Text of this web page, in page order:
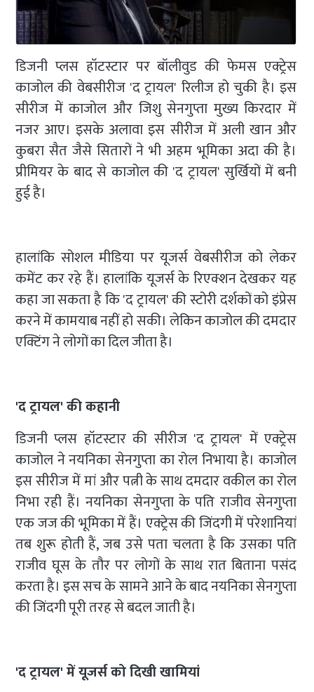
डिजनी प्लस हॉटस्टार पर बॉलीवुड की फेमस एक्ट्रेस
काजोल की वेबसीरीज 'द ट्रायल' रिलीज हो चुकी है। इस
सीरीज में काजोल और जिशु सेनगुप्ता मुख्य किरदार में
नजर आए। इसके अलावा इस सीरीज में अली खान और
कुबरा सैत जैसे सितारों ने भी अहम भूमिका अदा की है।
प्रीमियर के बाद से काजोल की 'द ट्रायल' सुर्खियों में बनी
हुई है।
हालांकि सोशल मीडिया पर यूजर्स वेबसीरीज को लेकर
कमेंट कर रहे हैं। हालांकि यूजर्स के रिएक्शन देखकर यह
कहा जा सकता है कि 'द ट्रायल' की स्टोरी दर्शकों को इंप्रेस
करने में कामयाब नहीं हो सकी। लेकिन काजोल की दमदार
एक्टिंग ने लोगों का दिल जीता है।
'द ट्रायल' की कहानी
डिजनी प्लस हॉटस्टार की सीरीज 'द ट्रायल' में एक्ट्रेस
काजोल ने नयनिका सेनगुप्ता का रोल निभाया है। काजोल
इस सीरीज में मां और पत्नी के साथ दमदार वकील का रोल
निभा रही हैं। नयनिका सेनगुप्ता के पति राजीव सेनगुप्ता
एक जज की भूमिका में हैं। एक्ट्रेस की जिंदगी में परेशानियां
तब शुरू होती हैं, जब उसे पता चलता है कि उसका पति
राजीव घूस के तौर पर लोगों के साथ रात बिताना पसंद
करता है। इस सच के सामने आने के बाद नयनिका सेनगुप्ता
की जिंदगी पूरी तरह से बदल जाती है।
'द ट्रायल' में यूजर्स को दिखी खामियां